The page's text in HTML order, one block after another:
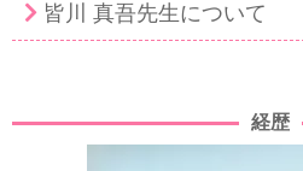
皆川 真吾先生について
経歴